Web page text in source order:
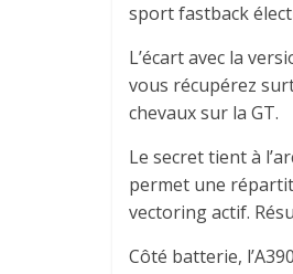
sport fastback
L’écart avec la
vous récupérez
chevaux sur la GT.
Le secret tient à
permet une
vectoring actif.
Côté batterie,